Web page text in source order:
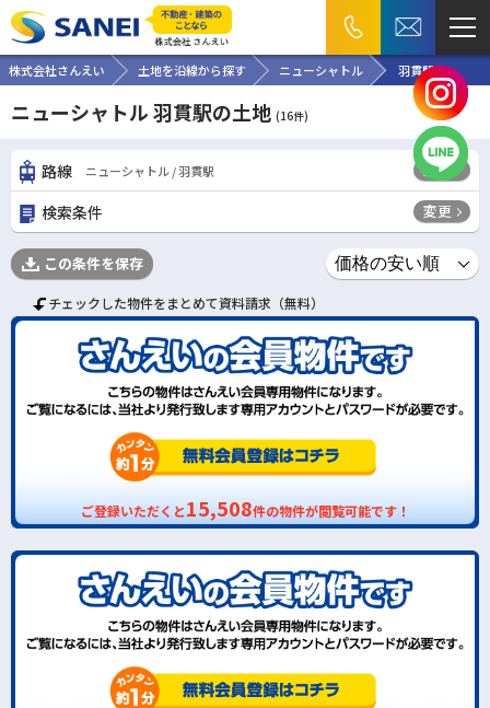
株式会社さんえい 土地を沿線から探す ニューシャトル 羽貫駅
ニューシャトル 羽貫駅の土地 (16件)
路線 ニューシャトル / 羽貫駅 変更
検索条件 変更
この条件を保存
チェックした物件をまとめて資料請求（無料）
ご登録いただくと15,508件の物件が閲覧可能です！